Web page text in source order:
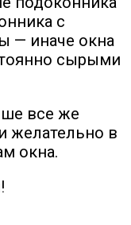
с
— иначе окна
сырыми
все же
желательно в
окна.